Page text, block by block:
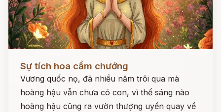
Sự tích hoa cẩm chướng
Vương quốc nọ, đã nhiều năm trôi qua mà
hoàng hậu vẫn chưa có con, vì thế sáng nào
hoàng hậu cũng ra vườn thượng uyển quay về